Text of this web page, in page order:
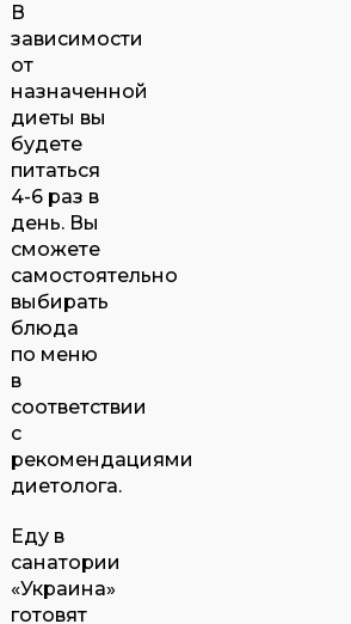
В
зависимости
от
назначенной
диеты вы
будете
питаться
4-6 раз в
день. Вы
сможете
самостоятельно
выбирать
блюда
по меню
в
соответствии
с
рекомендациями
диетолога.
Еду в
санатории
«Украина»
готовят